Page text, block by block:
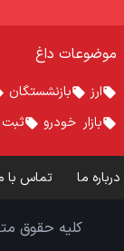
موضوعات داغ
ارز بازنشستگان
بازار خودرو
ثبت
درباره ما تماس با
کلیه حقوق